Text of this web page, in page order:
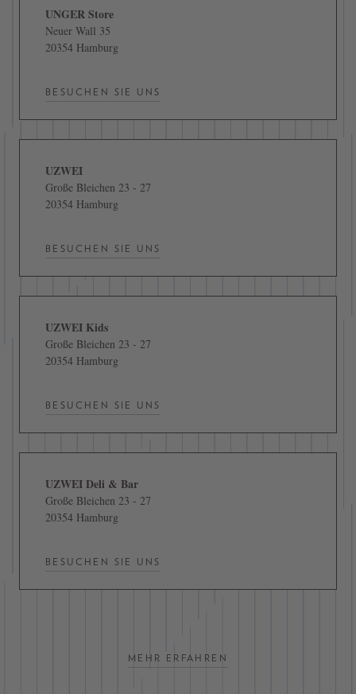
UNGER Store
Neuer Wall 35
20354 Hamburg
BESUCHEN SIE UNS
UZWEI
Große Bleichen 23 - 27
20354 Hamburg
BESUCHEN SIE UNS
UZWEI Kids
Große Bleichen 23 - 27
20354 Hamburg
BESUCHEN SIE UNS
UZWEI Deli & Bar
Große Bleichen 23 - 27
20354 Hamburg
BESUCHEN SIE UNS
MEHR ERFAHREN